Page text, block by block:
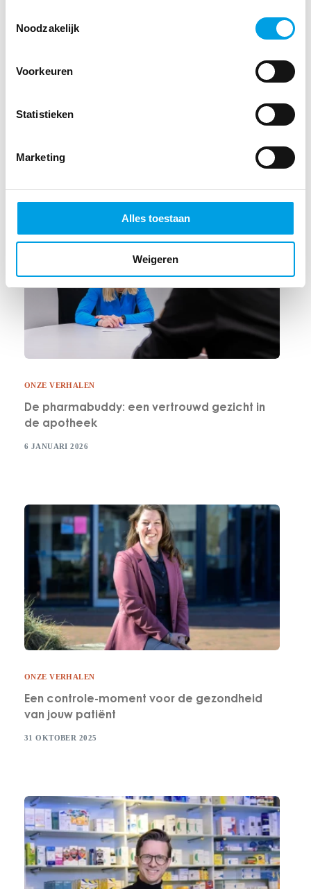
Noodzakelijk
Voorkeuren
Statistieken
Marketing
Alles toestaan
Weigeren
redmiddel, maar als onderdeel van je voorraadbeheer. Dat
Meer informatie over Pharme?
Kijk op de website
of stuur een e-mail naar E
Vind je dit misschien ook interessant?
ONZE VERHALEN
De pharmabuddy: een vertrouwd gezicht in
de apotheek
6 JANUARI 2026
ONZE VERHALEN
Een controle-moment voor de gezondheid
van jouw patiënt
31 OKTOBER 2025